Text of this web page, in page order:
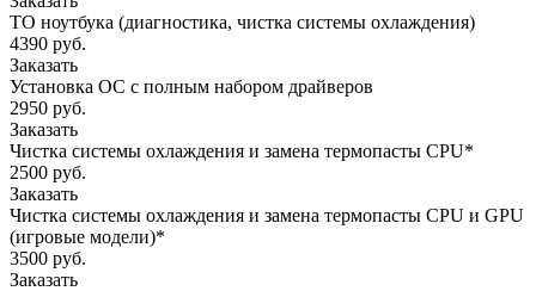
ТО ноутбука (диагностика, чистка системы охлаждения)
4390 руб.
Заказать
Установка ОС с полным набором драйверов
2950 руб.
Заказать
Чистка системы охлаждения и замена термопасты CPU*
2500 руб.
Заказать
Чистка системы охлаждения и замена термопасты CPU и GPU
(игровые модели)*
3500 руб.
Заказать